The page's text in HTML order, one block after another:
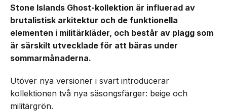
Stone Islands Ghost-kollektion är influerad av
brutalistisk arkitektur och de funktionella
elementen i militärkläder, och består av plagg som
är särskilt utvecklade för att bäras under
sommarmånaderna.
Utöver nya versioner i svart introducerar
kollektionen två nya säsongsfärger: beige och
militärgrön.